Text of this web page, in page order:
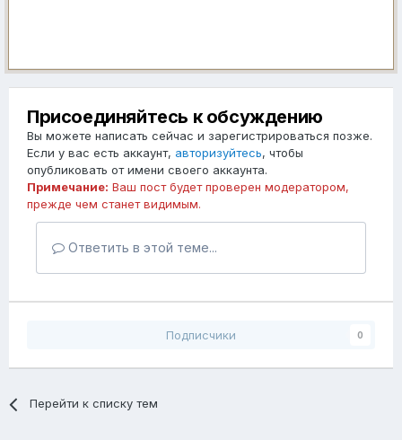
Присоединяйтесь к обсуждению
Вы можете написать сейчас и зарегистрироваться позже.
Если у вас есть аккаунт, авторизуйтесь, чтобы
опубликовать от имени своего аккаунта.
Примечание: Ваш пост будет проверен модератором,
прежде чем станет видимым.
Ответить в этой теме...
Подписчики 0
Перейти к списку тем